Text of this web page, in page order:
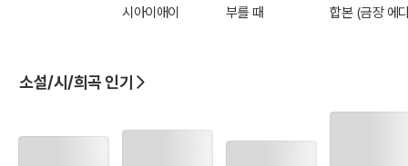
시아이애이
부를 때
합본 (금장 에
소설/시/희곡 인기